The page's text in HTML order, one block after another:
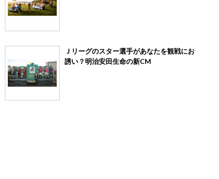
Ｊリーグのスター選手があなたを観戦にお
誘い？明治安田生命の新CM